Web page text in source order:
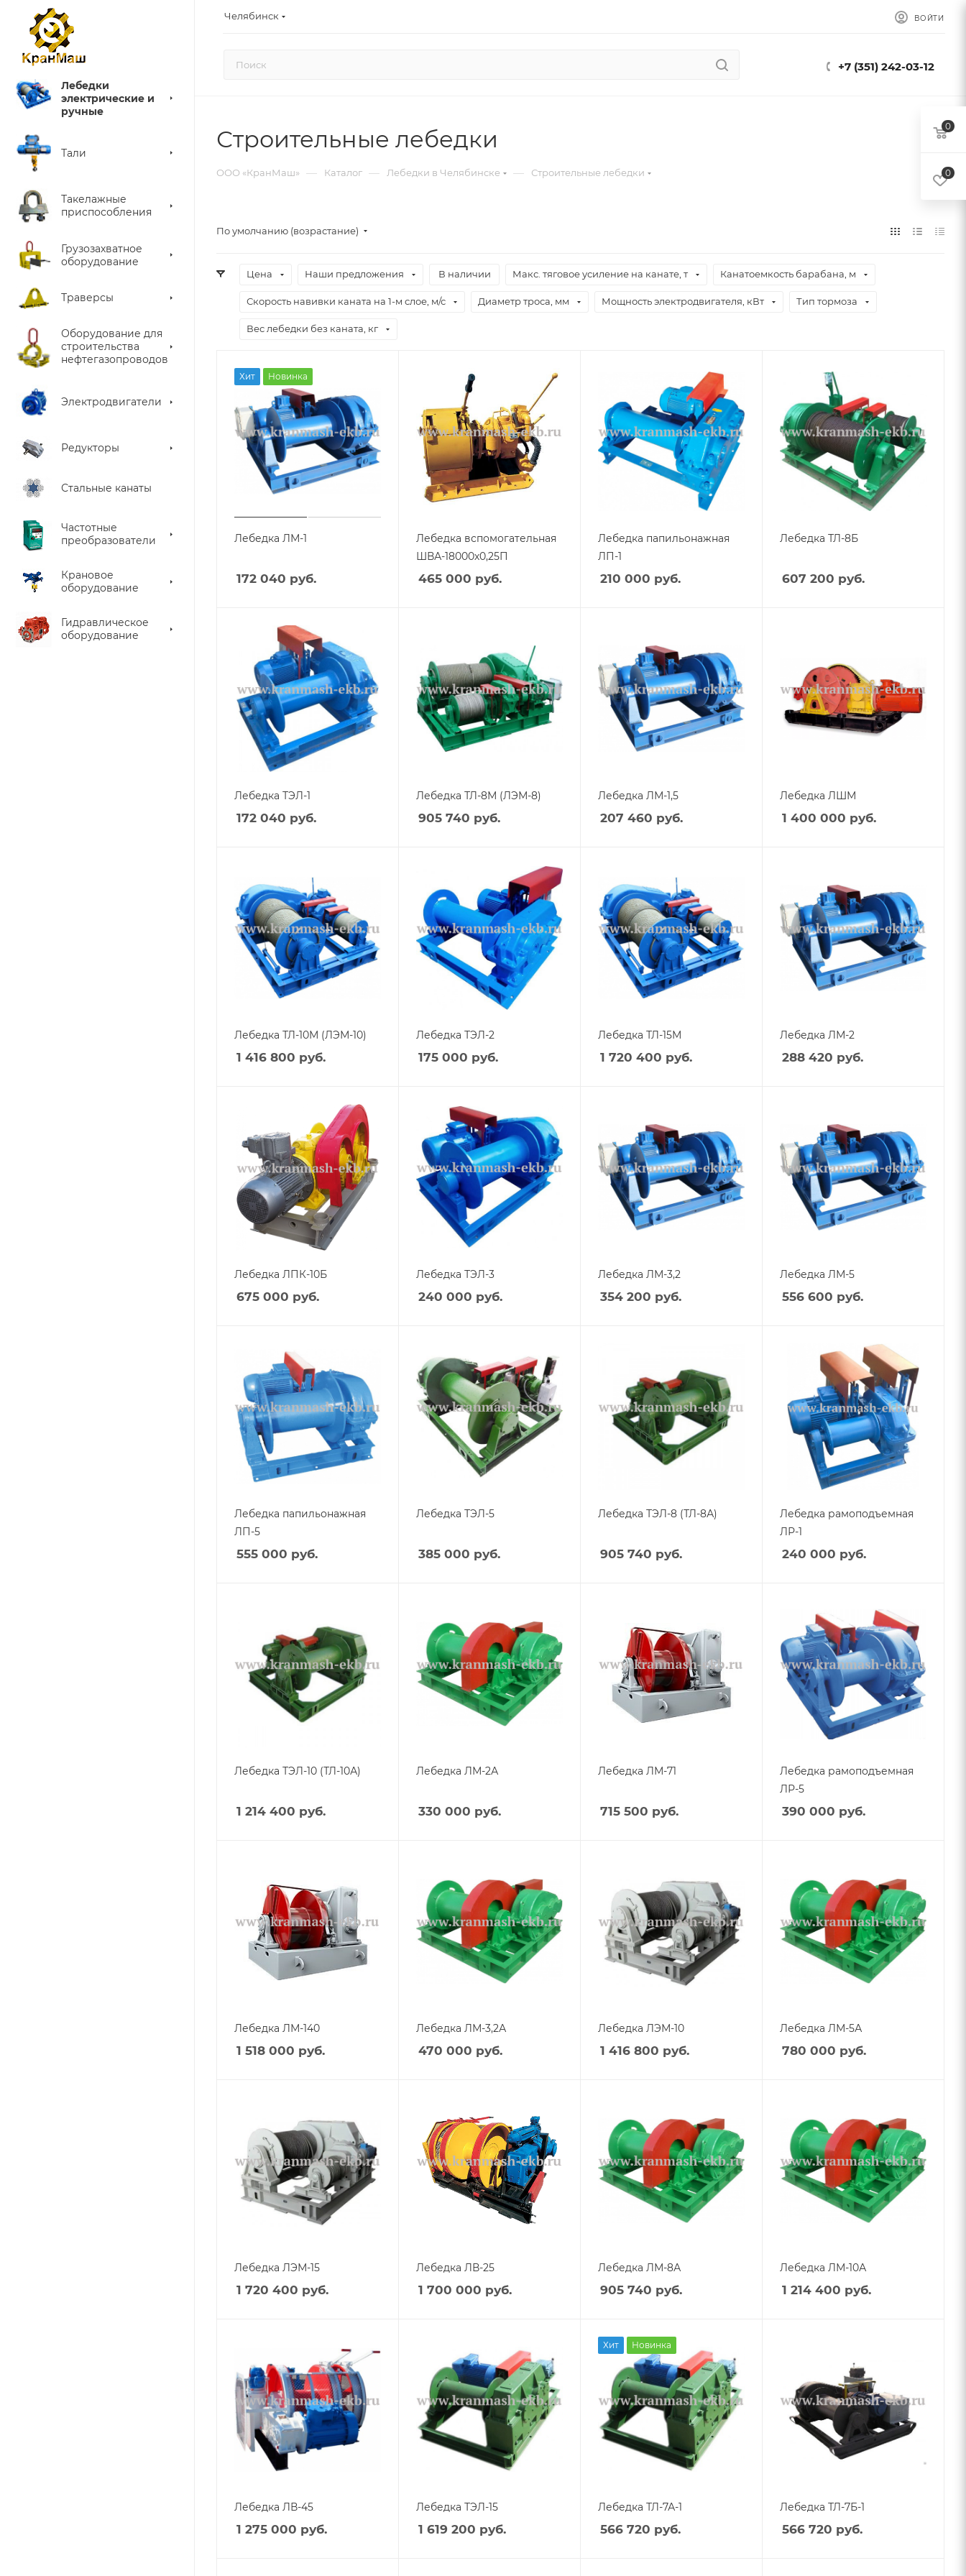
Челябинск ВОЙТИ
+7 (351) 242-03-12
Лебедки
электрические и
ручные
Тали
Такелажные
приспособления
Грузозахватное
оборудование
Траверсы
Оборудование для
строительства
нефтегазопроводов
Электродвигатели
Редукторы
Стальные канаты
Частотные
преобразователи
Крановое
оборудование
Гидравлическое
оборудование
Строительные лебедки
ООО «КранМаш» — Каталог — Лебедки в Челябинске — Строительные лебедки
По умолчанию (возрастание)
Цена Наши предложения В наличии Макс. тяговое усиление на канате, т Канатоемкость барабана, м
Скорость навивки каната на 1-м слое, м/с Диаметр троса, мм Мощность электродвигателя, кВт Тип тормоза
Вес лебедки без каната, кг
Хит Новинка
Лебедка ЛМ-1
172 040 руб.
Лебедка вспомогательная
ШВА-18000х0,25П
465 000 руб.
Лебедка папильонажная
ЛП-1
210 000 руб.
Лебедка ТЛ-8Б
607 200 руб.
Лебедка ТЭЛ-1
172 040 руб.
Лебедка ТЛ-8М (ЛЭМ-8)
905 740 руб.
Лебедка ЛМ-1,5
207 460 руб.
Лебедка ЛШМ
1 400 000 руб.
Лебедка ТЛ-10М (ЛЭМ-10)
1 416 800 руб.
Лебедка ТЭЛ-2
175 000 руб.
Лебедка ТЛ-15М
1 720 400 руб.
Лебедка ЛМ-2
288 420 руб.
Лебедка ЛПК-10Б
675 000 руб.
Лебедка ТЭЛ-3
240 000 руб.
Лебедка ЛМ-3,2
354 200 руб.
Лебедка ЛМ-5
556 600 руб.
Лебедка папильонажная
ЛП-5
555 000 руб.
Лебедка ТЭЛ-5
385 000 руб.
Лебедка ТЭЛ-8 (ТЛ-8А)
905 740 руб.
Лебедка рамоподъемная
ЛР-1
240 000 руб.
Лебедка ТЭЛ-10 (ТЛ-10А)
1 214 400 руб.
Лебедка ЛМ-2А
330 000 руб.
Лебедка ЛМ-71
715 500 руб.
Лебедка рамоподъемная
ЛР-5
390 000 руб.
Лебедка ЛМ-140
1 518 000 руб.
Лебедка ЛМ-3,2А
470 000 руб.
Лебедка ЛЭМ-10
1 416 800 руб.
Лебедка ЛМ-5А
780 000 руб.
Лебедка ЛЭМ-15
1 720 400 руб.
Лебедка ЛВ-25
1 700 000 руб.
Лебедка ЛМ-8А
905 740 руб.
Лебедка ЛМ-10А
1 214 400 руб.
Лебедка ЛВ-45
1 275 000 руб.
Лебедка ТЭЛ-15
1 619 200 руб.
Хит Новинка
Лебедка ТЛ-7А-1
566 720 руб.
Лебедка ТЛ-7Б-1
566 720 руб.
0
0